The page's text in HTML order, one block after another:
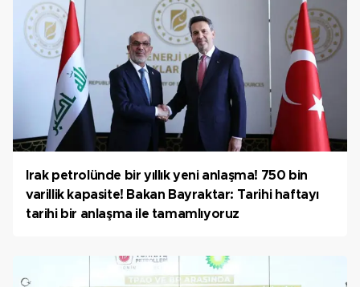
Irak petrolünde bir yıllık yeni anlaşma! 750 bin
varillik kapasite! Bakan Bayraktar: Tarihi haftayı
tarihi bir anlaşma ile tamamlıyoruz